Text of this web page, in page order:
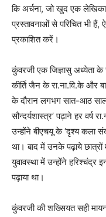
कि अर्चना, जो खुद एक
प्रस्तावनाओं से परिचित भी हैं,
प्रकाशित करें।
कुंवरजी एक जिज्ञासु अध्येता
कीर्ति जैन के रा.ना.वि.के और
के दौरान लगभग सात-आठ सालों
सौन्दर्यशास्त्र’ पढ़ाने हर वर्ष
उन्होंने बीएचयू के ‘दृश्य कला
था। बाद में उनके पढ़ाये
युवावस्था में उन्होंने हरिश्चंद्र
पढ़ाया था।
कुंवरजी की शख्सियत सही